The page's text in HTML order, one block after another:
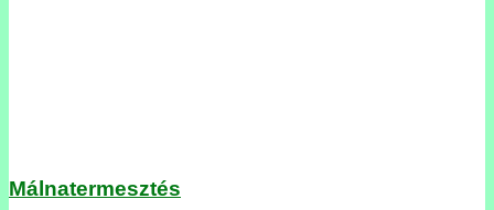
Málnatermesztés